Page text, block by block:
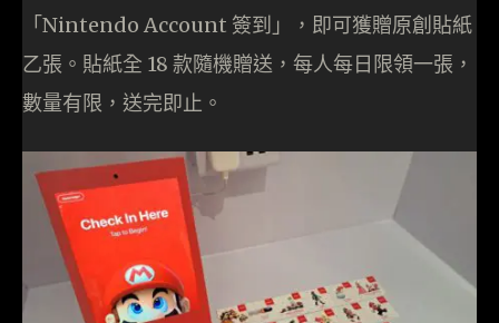
「Nintendo Account 簽到」，即可獲贈原創貼紙
乙張。貼紙全 18 款隨機贈送，每人每日限領一張，
數量有限，送完即止。